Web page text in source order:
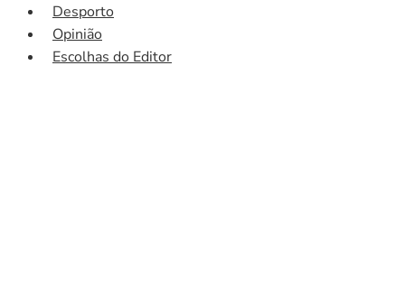
Desporto
Opinião
Escolhas do Editor